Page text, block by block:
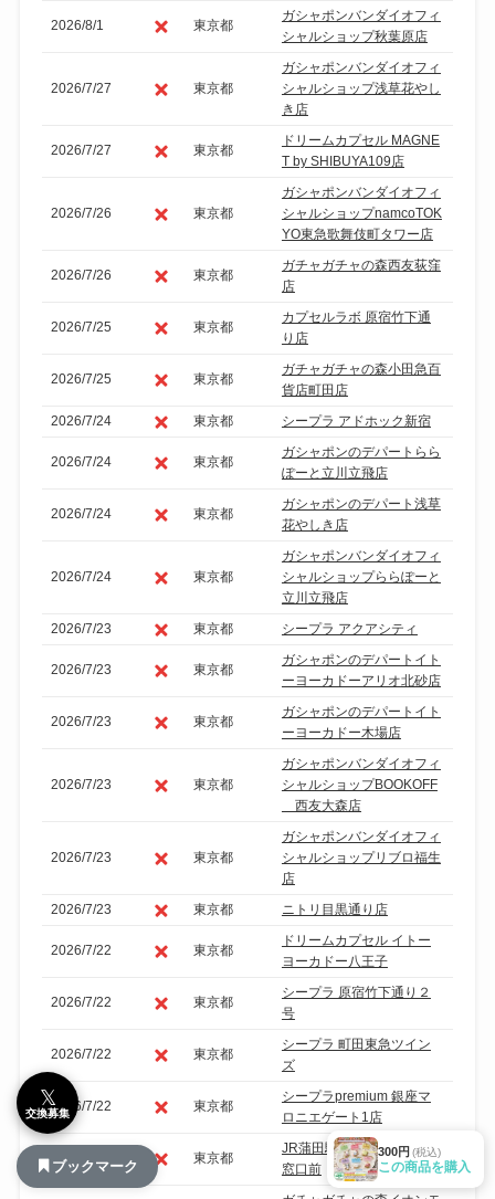
2026/8/1 東京都
ガシャポンバンダイオフィ
シャルショップ秋葉原店
2026/7/27 東京都
ガシャポンバンダイオフィ
シャルショップ浅草花やし
き店
2026/7/27 東京都
ドリームカプセル MAGNE
T by SHIBUYA109店
2026/7/26 東京都
ガシャポンバンダイオフィ
シャルショップnamcoTOK
YO東急歌舞伎町タワー店
2026/7/26 東京都
ガチャガチャの森西友荻窪
店
2026/7/25 東京都
カプセルラボ 原宿竹下通
り店
2026/7/25 東京都
ガチャガチャの森小田急百
貨店町田店
2026/7/24
東京都 シープラ アドホック新宿
2026/7/24 東京都
ガシャポンのデパートらら
ぽーと立川立飛店
2026/7/24 東京都
ガシャポンのデパート浅草
花やしき店
2026/7/24 東京都
ガシャポンバンダイオフィ
シャルショップららぽーと
立川立飛店
2026/7/23
東京都 シープラ アクアシティ
2026/7/23 東京都
ガシャポンのデパートイト
ーヨーカドーアリオ北砂店
2026/7/23 東京都
ガシャポンのデパートイト
ーヨーカドー木場店
2026/7/23 東京都
ガシャポンバンダイオフィ
シャルショップBOOKOFF
西友大森店
2026/7/23 東京都
ガシャポンバンダイオフィ
シャルショップリブロ福生
店
2026/7/23
東京都 ニトリ目黒通り店
2026/7/22 東京都
ドリームカプセル イトー
ヨーカドー八王子
2026/7/22 東京都
シープラ 原宿竹下通り２
号
2026/7/22 東京都
シープラ 町田東急ツイン
ズ
2026/7/22 東京都
シープラpremium 銀座マ
ロニエゲート1店
2026/7/22 東京都
JR蒲田駅改札外みどりの
窓口前
300円 (税込)
この商品を購入
𝕏
交換募集
ブックマーク